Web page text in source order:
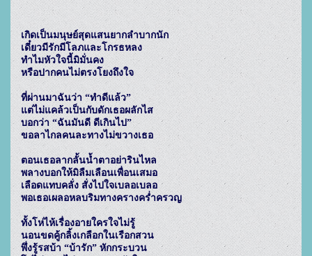
เกิดเป็นมนุษย์สุดแสนยากลำบากนัก
เดี๋ยวมีรักมีโลภและโกรธหลง
ทำไมหัวใจนี้มิมั่นคง
หรือปากคนไม่ตรงโยงถึงใจ
ที่ผ่านมาฉันว่า “ทำดีแล้ว”
แต่ไม่แคล้วเป็นกับดักเธอผลักไส
บอกว่า “ฉันมันดี ดีเกินไป”
ขอลาไกลคนละทางไม่ขวางเธอ
ตอนเธอลากลั้นน้ำตาอย่ารินไหล
พลางบอกให้มิลืมเลือนเพื่อนเสมอ
เลือดแทบคลั่ง สั่งไปใจเบลอเบลอ
พอเธอเผลอหลบริมทางครางคร่ำครวญ
ทั้งโห่ไห้เรื่องอายใครใจไม่รู้
นอนขดคู้กลิ้งเกลือกในเรือกสวน
พึ่งรู้รสบ้า “บ้ารัก” หักกระบวน